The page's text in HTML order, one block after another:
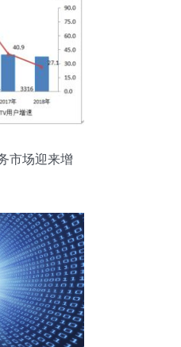
市场迎来增